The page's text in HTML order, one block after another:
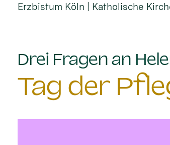
Erzbistum Köln | Katholische
Drei Fragen an
Tag der